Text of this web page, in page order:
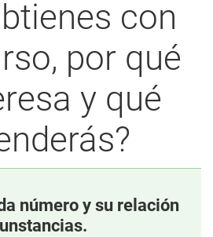
con
por qué
y qué
número y su relación